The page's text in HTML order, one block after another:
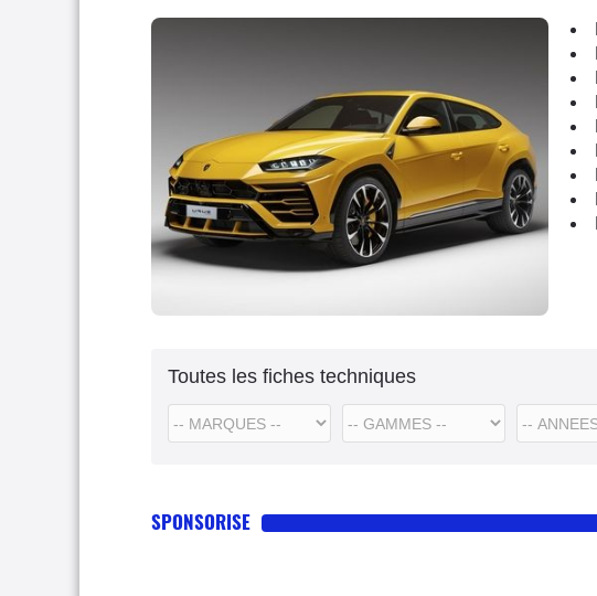
Toutes les fiches techniques
SPONSORISE